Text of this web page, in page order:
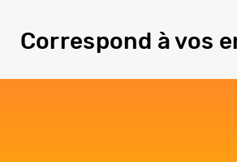
Correspond à vos